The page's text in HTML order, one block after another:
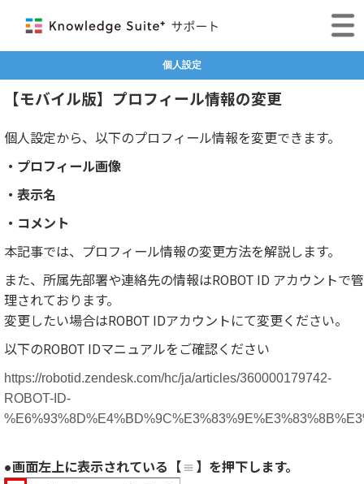
個人設定
【モバイル版】プロフィール情報の変更
個人設定から、以下のプロフィール情報を変更できます。
・プロフィール画像
・表示名
・コメント
本記事では、プロフィール情報の変更方法を解説します。
また、所属先部署や連絡先の情報はROBOT ID アカウントで管
理されております。
変更したい場合はROBOT IDアカウントにて変更ください。
以下のROBOT IDマニュアルをご確認ください
https://robotid.zendesk.com/hc/ja/articles/360000179742-
ROBOT-ID-
●画面左上に表示されている【 】を押下します。